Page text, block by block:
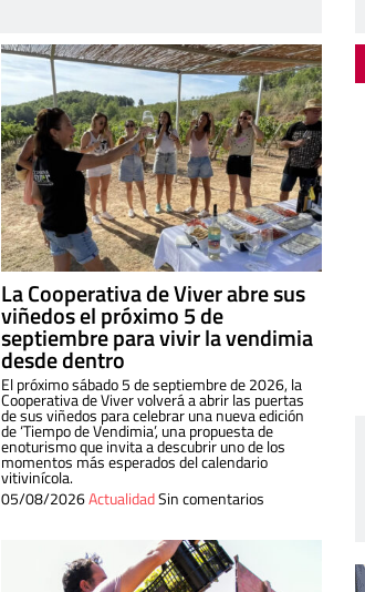
La Cooperativa de Viver abre sus
viñedos el próximo 5 de
septiembre para vivir la vendimia
desde dentro
El próximo sábado 5 de septiembre de 2026, la
Cooperativa de Viver volverá a abrir las puertas
de sus viñedos para celebrar una nueva edición
de ‘Tiempo de Vendimia’, una propuesta de
enoturismo que invita a descubrir uno de los
momentos más esperados del calendario
vitivinícola.
05/08/2026ActualidadSin comentarios